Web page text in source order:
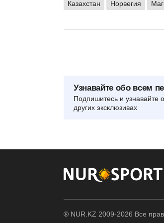
Казахстан Норвегия
Узнавайте обо всем
Подпишитесь и узнавайте
других эксклюзивах
® NUR.KZ 2009-2026 Все